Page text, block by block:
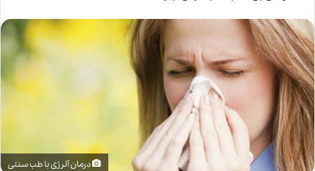
درمان آلرژی با طب سنتی